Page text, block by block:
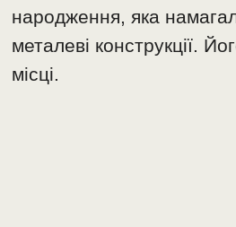
народження, яка
металеві конструкції.
місці.